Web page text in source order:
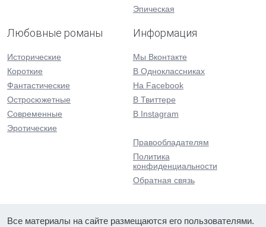
Эпическая
Любовные романы
Исторические
Короткие
Фантастические
Остросюжетные
Современные
Эротические
Информация
Мы Вконтакте
В Одноклассниках
На Facebook
В Твиттере
В Instagram
Правообладателям
Политика
конфиденциальности
Обратная связь
Все материалы на сайте размещаются его пользователями.